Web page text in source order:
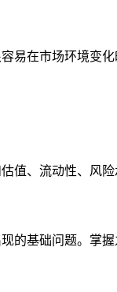
易在市场环境变化
值、流动性、风险
的基础问题。掌